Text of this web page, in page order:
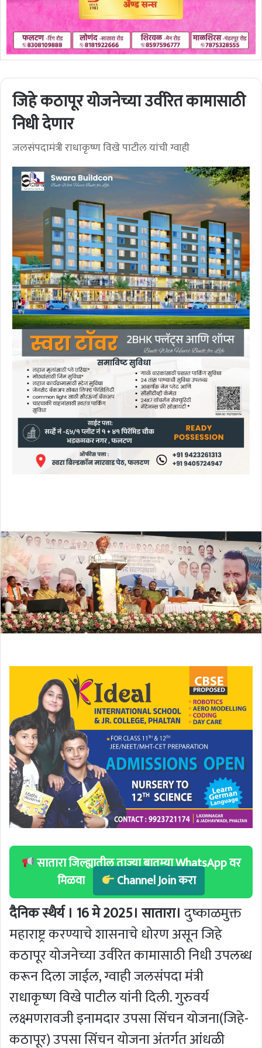
जिहे कठापूर योजनेच्या उर्वरित कामासाठी
निधी देणार
जलसंपदामंत्री राधाकृष्ण विखे पाटील यांची ग्वाही
सातारा जिल्ह्यातील ताज्या बातम्या WhatsApp वर
मिळवा
Channel Join करा
दैनिक स्थैर्य । 16 मे 2025। सातारा। दुष्काळमुक्त
महाराष्ट्र करण्याचे शासनाचे धोरण असून जिहे
कठापूर योजनेच्या उर्वरित कामासाठी निधी उपलब्ध
करून दिला जाईल, ग्वाही जलसंपदा मंत्री
राधाकृष्ण विखे पाटील यांनी दिली. गुरुवर्य
लक्ष्मणरावजी इनामदार उपसा सिंचन योजना(जिहे-
कठापूर) उपसा सिंचन योजना अंतर्गत आंधळी